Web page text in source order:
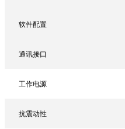
软件配置
通讯接口
工作电源
抗震动性